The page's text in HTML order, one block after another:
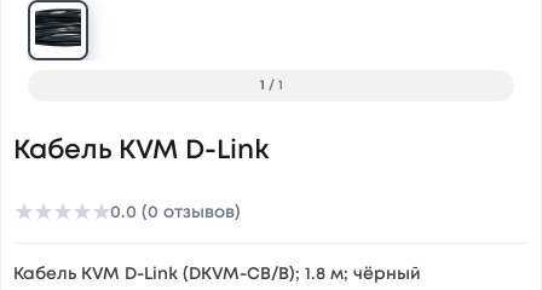
1 / 1
Кабель KVM D-Link
★★★★★0.0 (0 отзывов)
Кабель KVM D-Link (DKVM-CB/B); 1.8 м; чёрный